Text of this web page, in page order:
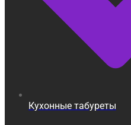
Кухонные табуреты